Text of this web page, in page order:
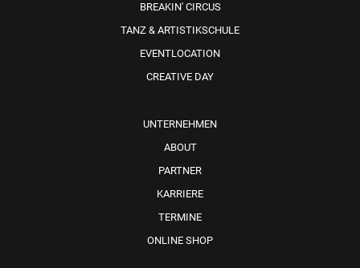
BREAKIN' CIRCUS
TANZ & ARTISTIKSCHULE
EVENTLOCATION
CREATIVE DAY
UNTERNEHMEN
ABOUT
PARTNER
KARRIERE
TERMINE
ONLINE SHOP